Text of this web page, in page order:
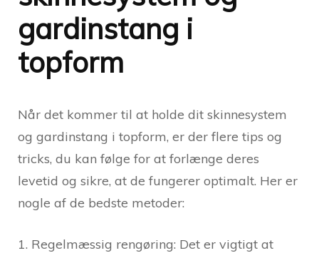
gardinstang i
topform
Når det kommer til at holde dit skinnesystem
og gardinstang i topform, er der flere tips og
tricks, du kan følge for at forlænge deres
levetid og sikre, at de fungerer optimalt. Her er
nogle af de bedste metoder:
1. Regelmæssig rengøring: Det er vigtigt at